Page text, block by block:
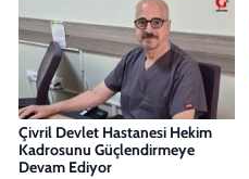
Çivril Devlet Hastanesi Hekim
Kadrosunu Güçlendirmeye
Devam Ediyor